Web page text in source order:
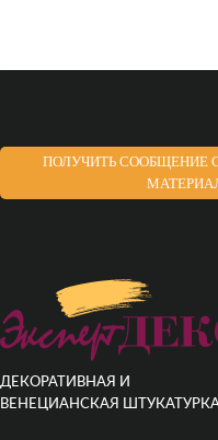
ПОЛУЧИТЬ СООБЩЕНИЕ
ДЕКОРАТИВНАЯ И
ВЕНЕЦИАНСКАЯ